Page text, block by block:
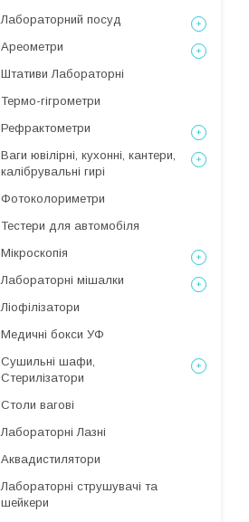
Лабораторний посуд
Ареометри
Штативи Лабораторні
Термо-гігрометри
Рефрактометри
Ваги ювілірні, кухонні, кантери,
калібрувальні гирі
Фотоколориметри
Тестери для автомобіля
Мікроскопія
Лабораторні мішалки
Ліофілізатори
Медичні бокси УФ
Сушильні шафи,
Стерилізатори
Столи вагові
Лабораторні Лазні
Аквадистилятори
Лабораторні струшувачі та
шейкери